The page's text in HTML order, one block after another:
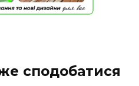
сподобатися